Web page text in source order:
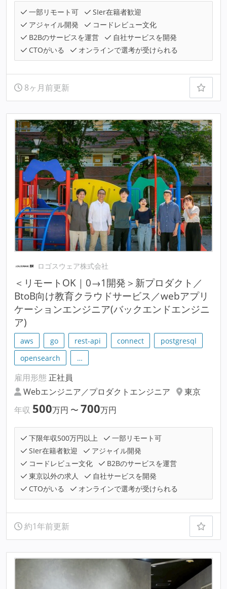
一部リモート可
SIer在籍者歓迎
アジャイル開発
コードレビュー文化
B2Bのサービスを運営
自社サービスを開発
CTOがいる
オンラインで選考が受けられる
8ヶ月前更新
ロゴスウェア株式会社
＜リモートOK｜0→1開発＞新プロダクト／
BtoB向け教育クラウドサービス／webアプリ
ケーションエンジニア(バックエンドエンジニ
ア)
aws go rest-api connect
postgresql
opensearch
…
雇用形態 正社員
Webエンジニア／プロダクトエンジニア
東京
年収 500万円 〜 700万円
下限年収500万円以上
一部リモート可
SIer在籍者歓迎
アジャイル開発
コードレビュー文化
B2Bのサービスを運営
東京以外の求人
自社サービスを開発
CTOがいる
オンラインで選考が受けられる
約1年前更新